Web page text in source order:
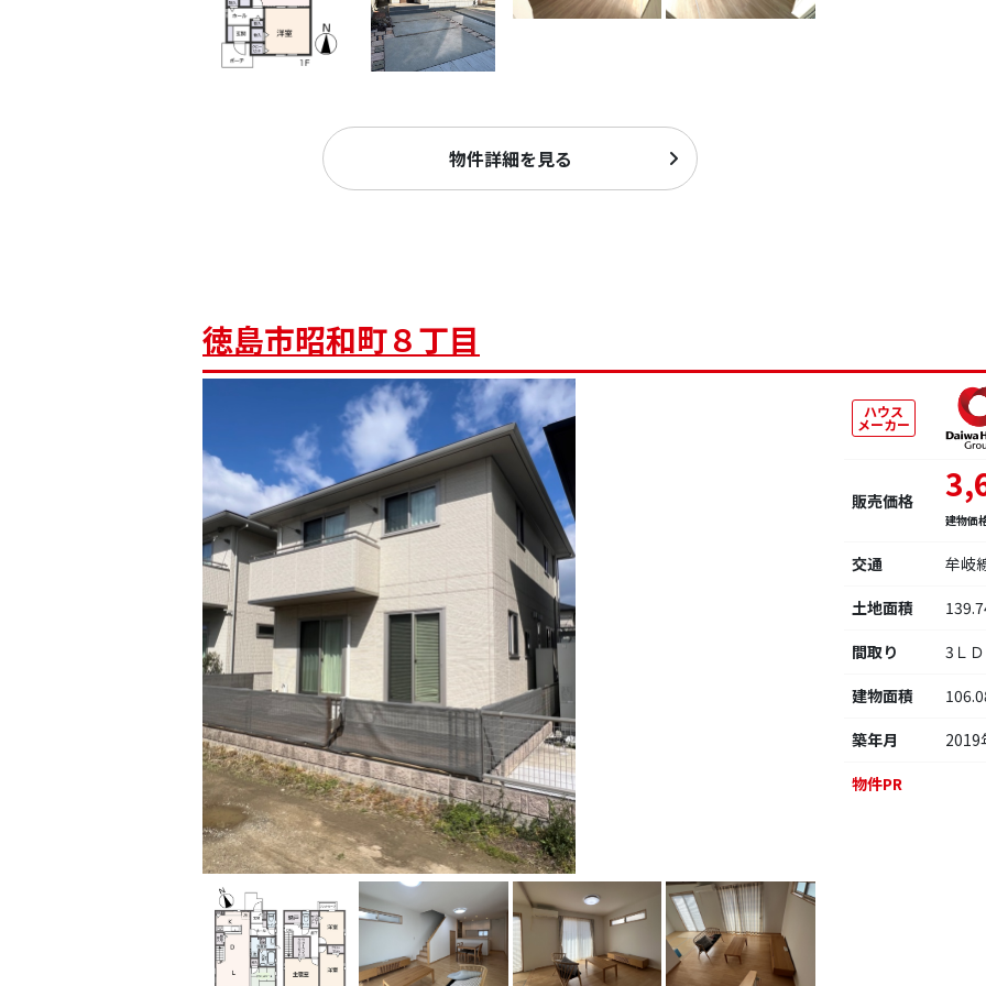
物件詳細を見る
徳島市昭和町８丁目
ハウス
メーカー
販売価格
建物価
交通
牟岐
土地面積
間取り
3Ｌ
建物面積
築年月
2019
物件PR